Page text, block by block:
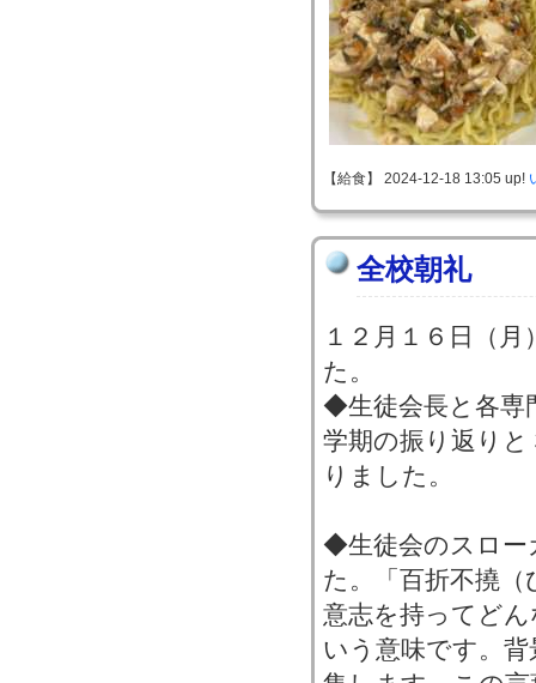
【給食】 2024-12-18 13:05 up!
全校朝礼
１２月１６日（
た。
◆生徒会長と各専
学期の振り返り
りました。
◆生徒会のスロー
た。「百折不撓
意志を持ってど
いう意味です。